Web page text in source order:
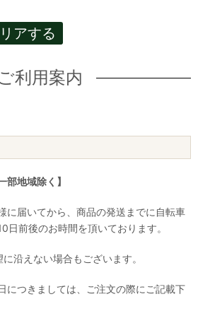
アする
ご利用案内
地域除く】
に届いてから、商品の発送までに自転車
日前後のお時間を頂いております。
沿えない場合もございます。
につきましては、ご注文の際にご記載下